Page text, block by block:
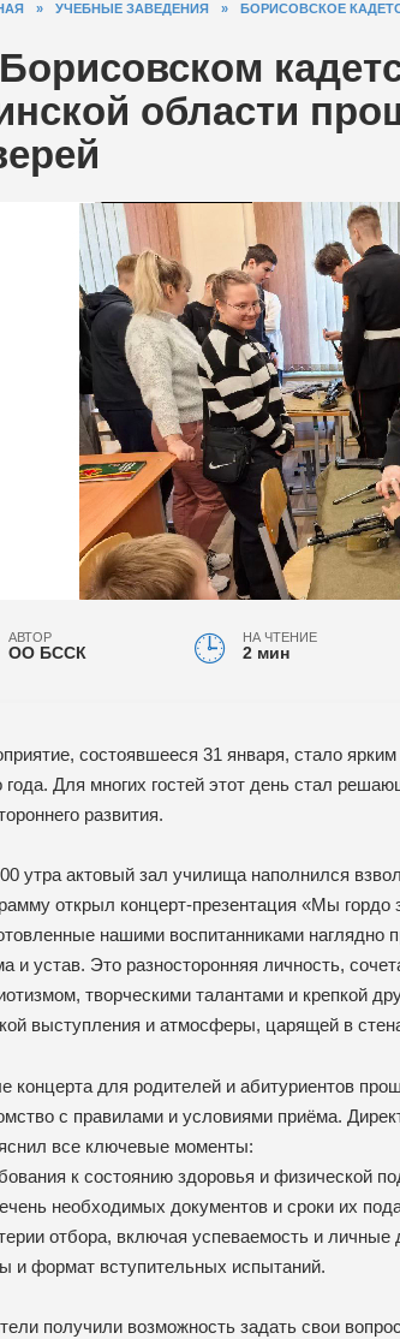
» УЧЕБНЫЕ ЗАВЕДЕНИЯ » БОРИСОВСКОЕ
области
АВТОР
ОО БССК
НА ЧТЕНИЕ
2 мин
состоявшееся 31 января, стало
года. Для многих гостей этот день стал
развития.
утра актовый зал училища наполнился
открыл концерт-презентация «Мы гордо
нашими воспитанниками наглядно
и устав. Это разносторонняя личность,
творческими талантами и крепкой
выступления и атмосферы, царящей в
концерта для родителей и абитуриентов
с правилами и условиями приёма.
все ключевые моменты:
к состоянию здоровья и физической
необходимых документов и сроки их
отбора, включая успеваемость и личные
и формат вступительных испытаний.
получили возможность задать свои